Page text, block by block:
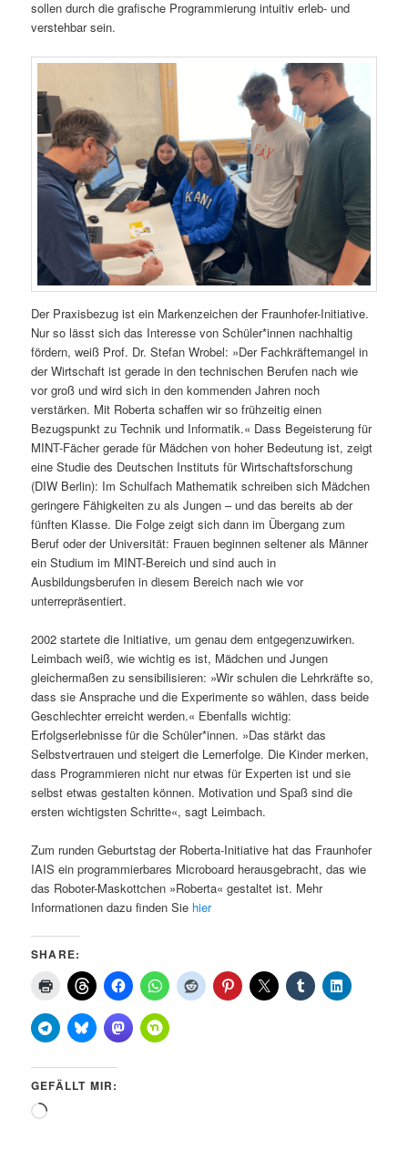
sollen durch die grafische Programmierung intuitiv erleb- und
verstehbar sein.
Der Praxisbezug ist ein Markenzeichen der Fraunhofer-Initiative.
Nur so lässt sich das Interesse von Schüler*innen nachhaltig
fördern, weiß Prof. Dr. Stefan Wrobel: »Der Fachkräftemangel in
der Wirtschaft ist gerade in den technischen Berufen nach wie
vor groß und wird sich in den kommenden Jahren noch
verstärken. Mit Roberta schaffen wir so frühzeitig einen
Bezugspunkt zu Technik und Informatik.« Dass Begeisterung für
MINT-Fächer gerade für Mädchen von hoher Bedeutung ist, zeigt
eine Studie des Deutschen Instituts für Wirtschaftsforschung
(DIW Berlin): Im Schulfach Mathematik schreiben sich Mädchen
geringere Fähigkeiten zu als Jungen – und das bereits ab der
fünften Klasse. Die Folge zeigt sich dann im Übergang zum
Beruf oder der Universität: Frauen beginnen seltener als Männer
ein Studium im MINT-Bereich und sind auch in
Ausbildungsberufen in diesem Bereich nach wie vor
unterrepräsentiert.
2002 startete die Initiative, um genau dem entgegenzuwirken.
Leimbach weiß, wie wichtig es ist, Mädchen und Jungen
gleichermaßen zu sensibilisieren: »Wir schulen die Lehrkräfte so,
dass sie Ansprache und die Experimente so wählen, dass beide
Geschlechter erreicht werden.« Ebenfalls wichtig:
Erfolgserlebnisse für die Schüler*innen. »Das stärkt das
Selbstvertrauen und steigert die Lernerfolge. Die Kinder merken,
dass Programmieren nicht nur etwas für Experten ist und sie
selbst etwas gestalten können. Motivation und Spaß sind die
ersten wichtigsten Schritte«, sagt Leimbach.
Zum runden Geburtstag der Roberta-Initiative hat das Fraunhofer
IAIS ein programmierbares Microboard herausgebracht, das wie
das Roboter-Maskottchen »Roberta« gestaltet ist. Mehr
Informationen dazu finden Sie hier
SHARE:
GEFÄLLT MIR:
Wird